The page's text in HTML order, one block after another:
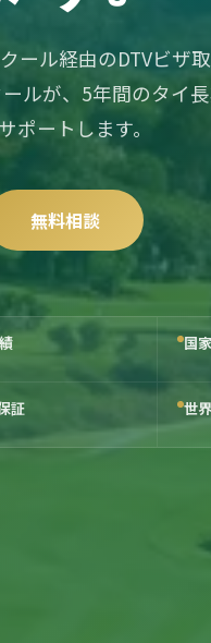
ール経由のDTVビザ
ルが、5年間のタイ
ポートします。
無料相談
国
証 世